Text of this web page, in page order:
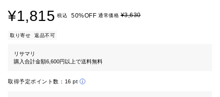
¥1,815 税込 50%OFF 通常価格¥3,630
取り寄せ 返品不可
リサマリ
購入合計金額6,600円以上で送料無料
取得予定ポイント数： 16 pt